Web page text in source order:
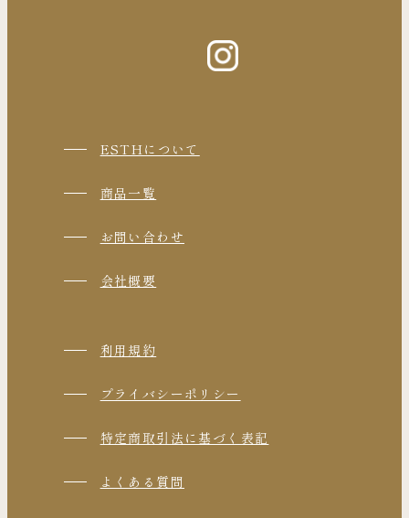
ESTHについて
商品一覧
お問い合わせ
会社概要
利用規約
プライバシーポリシー
特定商取引法に基づく表記
よくある質問